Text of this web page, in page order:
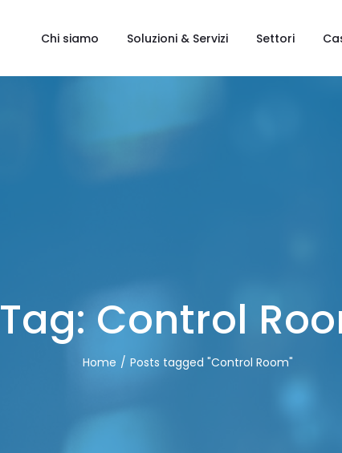
Chi siamo Soluzioni & Servizi Settori
Tag: Control
Home Posts tagged "Control Room"